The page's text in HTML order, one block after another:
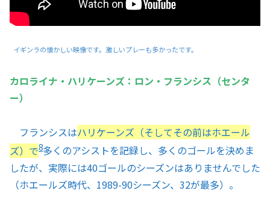
イギンラの懐かしい映像です。激しいプレーも多かったです。
カロライナ・ハリケーンズ：ロン・フランシス（センタ
ー）
フランシスはハリケーンズ（そしてその前はホエール
ズ）で8多くのアシストを記録し、多くのゴールを決めま
したが、実際には40ゴールのシーズンはありませんでした
（ホエールズ時代、1989-90シーズン、32が最多）。